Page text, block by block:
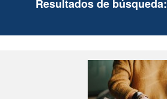
Resultados de búsqueda: